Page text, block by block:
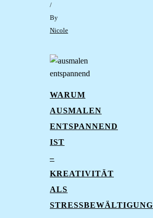
/
By
Nicole
WARUM
AUSMALEN
ENTSPANNEND
IST
–
KREATIVITÄT
ALS
STRESSBEWÄLTIGUNG